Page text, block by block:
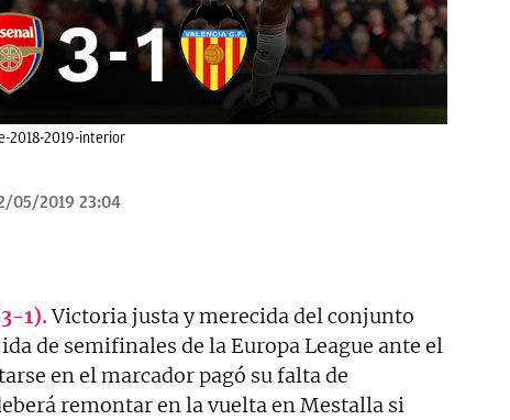
2018-2019-interior
05/2019 23:04
1).Victoria justa y merecida del conjunto
de semifinales de la Europa League ante el
en el marcador pagó su falta de
remontar en la vuelta en Mestalla si